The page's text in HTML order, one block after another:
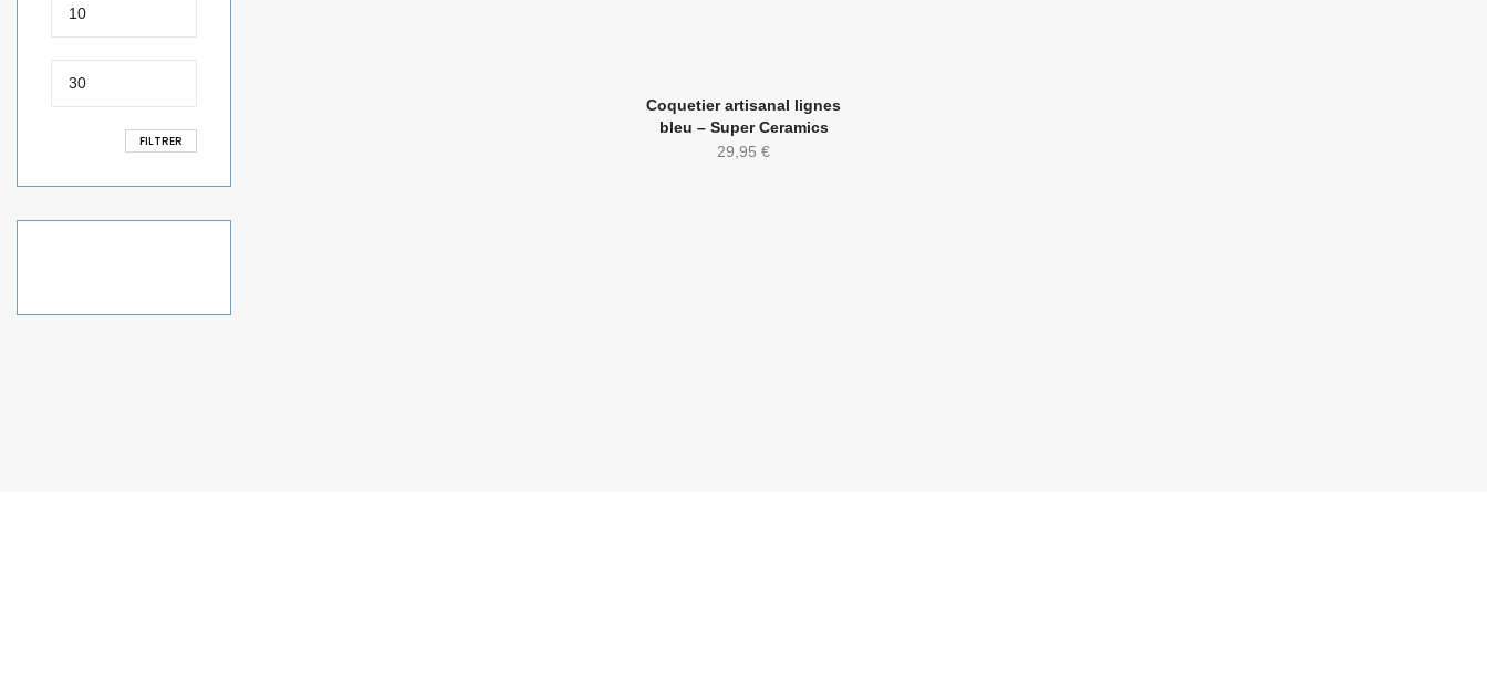
Coquetier artisanal lignes
bleu – Super Ceramics
29,95€
min
max
FILTRER